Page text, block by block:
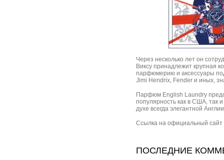
Через несколько лет он
Виксу принадлежит крупная
парфюмерию и аксессуары
Jimi Hendrix, Fender и иных,
Парфюм English Laundry
популярность как в США, так
духе всегда элегантной
Сcылка на официальный сайт
ПОСЛЕДНИЕ